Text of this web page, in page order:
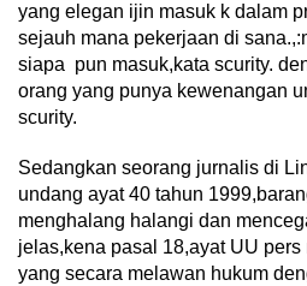
yang elegan ijin masuk k dalam
sejauh mana pekerjaan di
siapa pun masuk,kata scurity.
orang yang punya kewenangan
scurity.
Sedangkan seorang jurnalis di
undang ayat 40 tahun
menghalang halangi dan
jelas,kena pasal 18,ayat UU
yang secara melawan hukum